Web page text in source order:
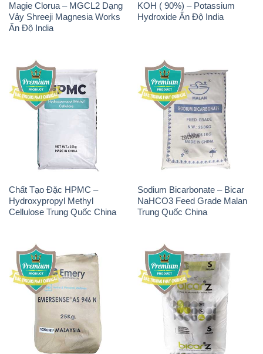
Magie Clorua – MGCL2 Dạng
Vảy Shreeji Magnesia Works
Ấn Độ India
KOH ( 90%) – Potassium
Hydroxide Ấn Độ India
Chất Tạo Đặc HPMC –
Hydroxypropyl Methyl
Cellulose Trung Quốc China
Sodium Bicarbonate – Bicar
NaHCO3 Feed Grade Malan
Trung Quốc China